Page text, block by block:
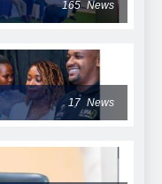
165 News
17 News